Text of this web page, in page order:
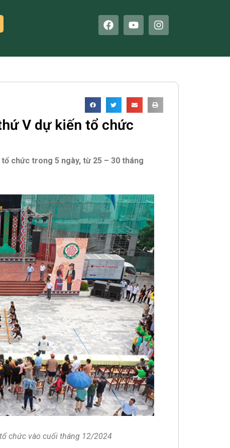
F
a
b
o
Y
o
u
e
I
n
a
r
m
V dự kiến tổ chức
tổ chức trong 5 ngày, từ 25 – 30 tháng
chức vào cuối tháng 12/2024